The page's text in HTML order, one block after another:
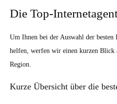
Die Top-
Um Ihnen bei der Auswahl der besten
helfen, werfen wir einen kurzen Blick
Region.
Kurze Übersicht über die